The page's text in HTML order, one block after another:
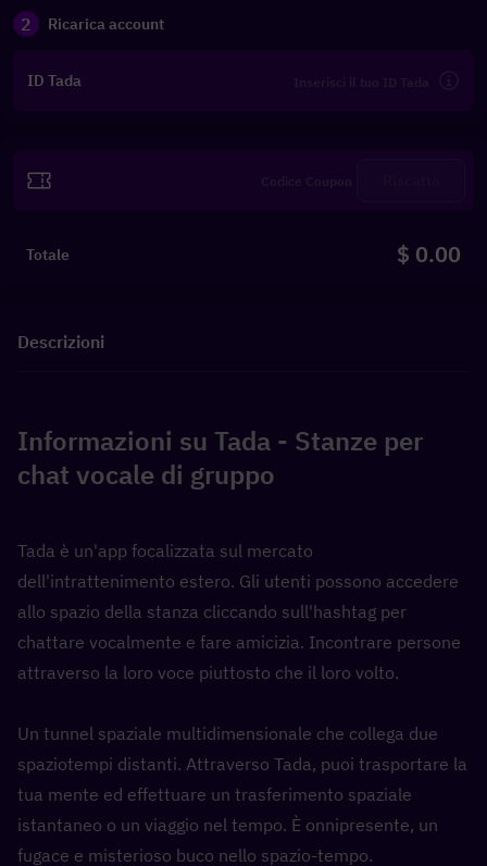
2 Ricarica account
ID Tada
Totale $ 0.00
Descrizioni
Informazioni su Tada - Stanze per
chat vocale di gruppo
Tada è un'app focalizzata sul mercato
dell'intrattenimento estero. Gli utenti possono accedere
allo spazio della stanza cliccando sull'hashtag per
chattare vocalmente e fare amicizia. Incontrare persone
attraverso la loro voce piuttosto che il loro volto.
Un tunnel spaziale multidimensionale che collega due
spaziotempi distanti. Attraverso Tada, puoi trasportare la
tua mente ed effettuare un trasferimento spaziale
istantaneo o un viaggio nel tempo. È onnipresente, un
fugace e misterioso buco nello spazio-tempo.